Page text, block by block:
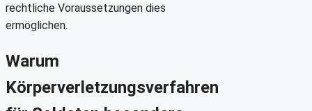
rechtliche Voraussetzungen dies
ermöglichen.
Warum
Körperverletzungsverfahren